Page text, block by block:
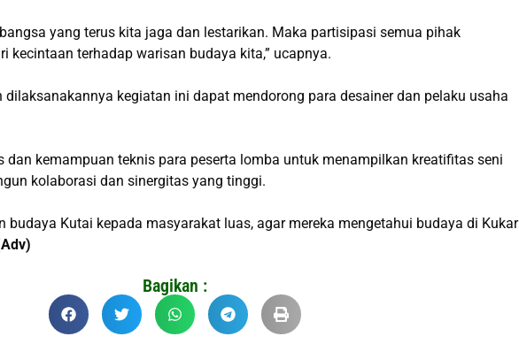
yang terus kita jaga dan lestarikan. Maka partisipasi semua pihak
kecintaan terhadap warisan budaya kita,” ucapnya.
dilaksanakannya kegiatan ini dapat mendorong para desainer dan pelaku usaha
dan kemampuan teknis para peserta lomba untuk menampilkan kreatifitas seni
kolaborasi dan sinergitas yang tinggi.
budaya Kutai kepada masyarakat luas, agar mereka mengetahui budaya di Kukar
Bagikan :